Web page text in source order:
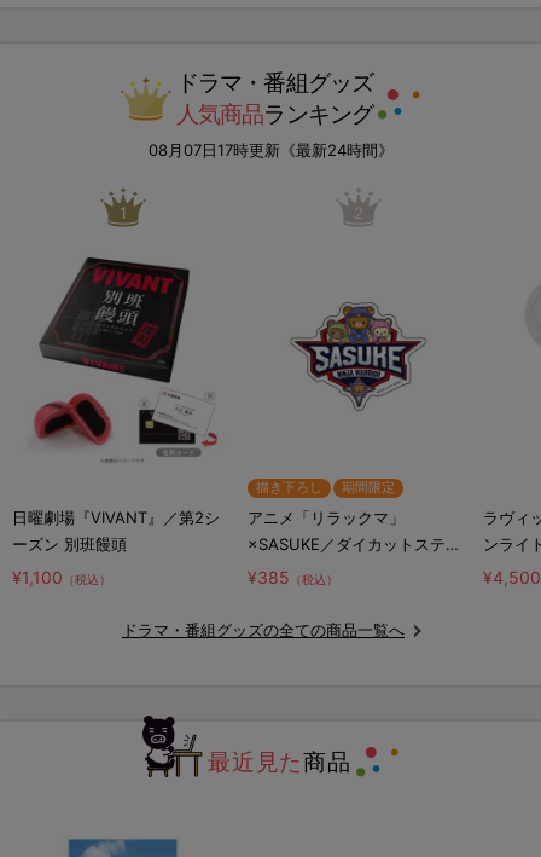
ドラマ・番組グッズ
人気商品ランキング
08月07日17時更新《最新24時間》
1
日曜劇場『VIVANT』／第2シ
ーズン 別班饅頭
¥1,100 （税込）
2
描き下ろし 期間限定
アニメ「リラックマ」
×SASUKE／ダイカットステッ
カー／コラボロゴ
¥385 （税込）
ラヴィ
ンライ
¥4,500
ドラマ・番組グッズの全ての商品一覧へ
最近見た商品